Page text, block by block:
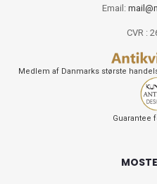
Email:
CVR :
Medlem af Danmarks største
Guarantee